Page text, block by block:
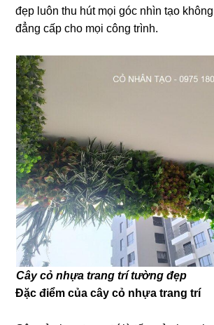
đẹp luôn thu hút mọi góc nhìn tạo
đẳng cấp cho mọi công trình.
Cây cỏ nhựa trang trí tường đẹp
Đặc điểm của cây cỏ nhựa trang trí